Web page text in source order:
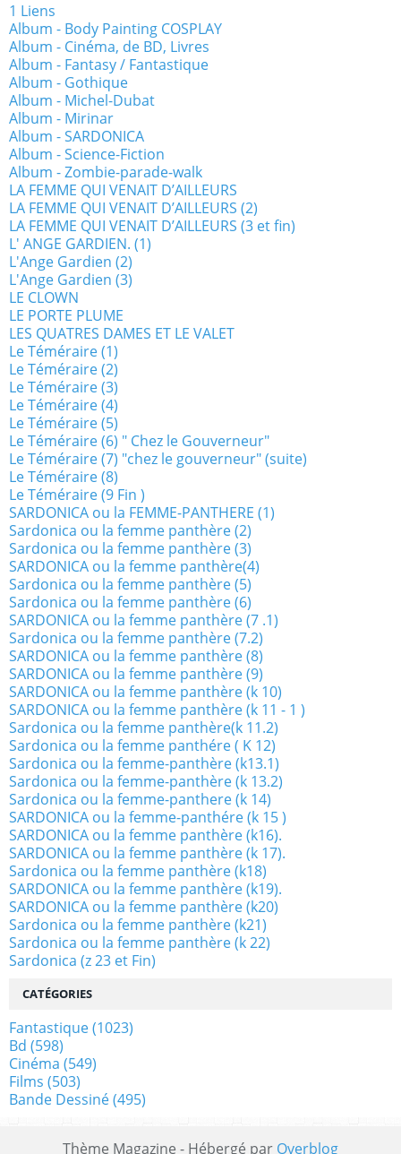
1 Liens
Album - Body Painting COSPLAY
Album - Cinéma, de BD, Livres
Album - Fantasy / Fantastique
Album - Gothique
Album - Michel-Dubat
Album - Mirinar
Album - SARDONICA
Album - Science-Fiction
Album - Zombie-parade-walk
LA FEMME QUI VENAIT D’AILLEURS
LA FEMME QUI VENAIT D’AILLEURS (2)
LA FEMME QUI VENAIT D’AILLEURS (3 et fin)
L' ANGE GARDIEN. (1)
L'Ange Gardien (2)
L'Ange Gardien (3)
LE CLOWN
LE PORTE PLUME
LES QUATRES DAMES ET LE VALET
Le Téméraire (1)
Le Téméraire (2)
Le Téméraire (3)
Le Téméraire (4)
Le Téméraire (5)
Le Téméraire (6) " Chez le Gouverneur"
Le Téméraire (7) "chez le gouverneur" (suite)
Le Téméraire (8)
Le Téméraire (9 Fin )
SARDONICA ou la FEMME-PANTHERE (1)
Sardonica ou la femme panthère (2)
Sardonica ou la femme panthère (3)
SARDONICA ou la femme panthère(4)
Sardonica ou la femme panthère (5)
Sardonica ou la femme panthère (6)
SARDONICA ou la femme panthère (7 .1)
Sardonica ou la femme panthère (7.2)
SARDONICA ou la femme panthère (8)
SARDONICA ou la femme panthère (9)
SARDONICA ou la femme panthère (k 10)
SARDONICA ou la femme panthère (k 11 - 1 )
Sardonica ou la femme panthère(k 11.2)
Sardonica ou la femme panthére ( K 12)
Sardonica ou la femme-panthère (k13.1)
Sardonica ou la femme-panthère (k 13.2)
Sardonica ou la femme-panthere (k 14)
SARDONICA ou la femme-panthére (k 15 )
SARDONICA ou la femme panthère (k16).
SARDONICA ou la femme panthère (k 17).
Sardonica ou la femme panthère (k18)
SARDONICA ou la femme panthère (k19).
SARDONICA ou la femme panthère (k20)
Sardonica ou la femme panthère (k21)
Sardonica ou la femme panthère (k 22)
Sardonica (z 23 et Fin)
CATÉGORIES
Fantastique(1023)
Bd (598)
Cinéma (549)
Films (503)
Bande Dessiné(495)
Thème Magazine - Hébergé par Overblog